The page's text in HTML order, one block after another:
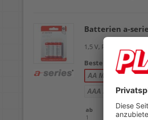
Batterien a-
1,5 V, Pack 4 Stück
Bestellnr.
AA Mignon, 4
AAA Micro, 10
ab
Einheit
1
Packung